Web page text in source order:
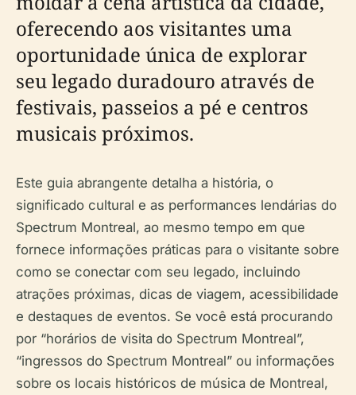
oferecendo aos visitantes uma
oportunidade única de explorar
seu legado duradouro através de
festivais, passeios a pé e centros
musicais próximos.
Este guia abrangente detalha a história, o
significado cultural e as performances lendárias do
Spectrum Montreal, ao mesmo tempo em que
fornece informações práticas para o visitante sobre
como se conectar com seu legado, incluindo
atrações próximas, dicas de viagem, acessibilidade
e destaques de eventos. Se você está procurando
por “horários de visita do Spectrum Montreal”,
“ingressos do Spectrum Montreal” ou informações
sobre os locais históricos de música de Montreal,